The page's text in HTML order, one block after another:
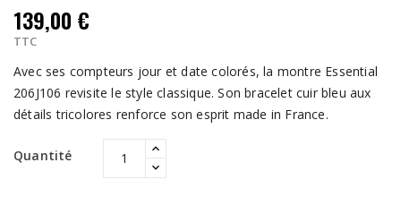
139,00 €
TTC
Avec ses compteurs jour et date colorés, la montre Essential
206J106 revisite le style classique. Son bracelet cuir bleu aux
détails tricolores renforce son esprit made in France.
Quantité